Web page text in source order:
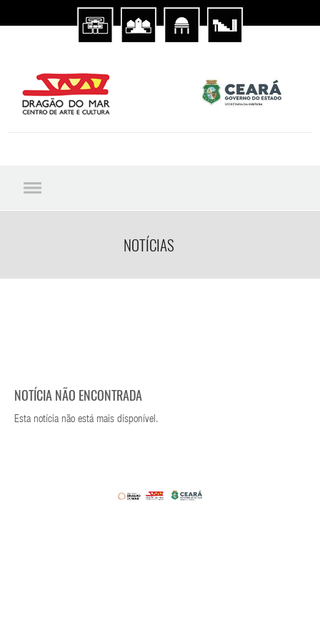
NOTÍCIAS
NOTÍCIA NÃO ENCONTRADA
Esta notícia não está mais disponível.